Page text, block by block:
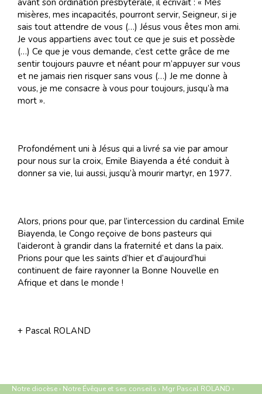
avant son ordination presbytérale, il écrivait : « Mes
misères, mes incapacités, pourront servir, Seigneur, si je
sais tout attendre de vous (…) Jésus vous êtes mon ami.
Je vous appartiens avec tout ce que je suis et possède
(…) Ce que je vous demande, c’est cette grâce de me
sentir toujours pauvre et néant pour m’appuyer sur vous
et ne jamais rien risquer sans vous (…) Je me donne à
vous, je me consacre à vous pour toujours, jusqu’à ma
mort ».
Profondément uni à Jésus qui a livré sa vie par amour
pour nous sur la croix, Emile Biayenda a été conduit à
donner sa vie, lui aussi, jusqu’à mourir martyr, en 1977.
Alors, prions pour que, par l’intercession du cardinal Emile
Biayenda, le Congo reçoive de bons pasteurs qui
l’aideront à grandir dans la fraternité et dans la paix.
Prions pour que les saints d’hier et d’aujourd’hui
continuent de faire rayonner la Bonne Nouvelle en
Afrique et dans le monde !
+ Pascal ROLAND
Notre diocèse › Notre Évêque et ses conseils › Mgr Pascal ROLAND ›